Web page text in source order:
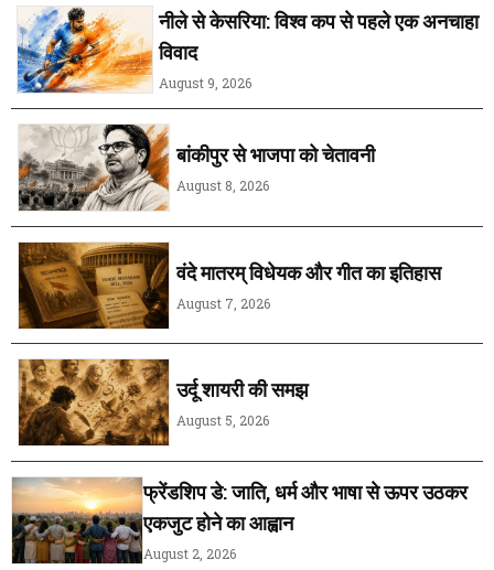
नीले से केसरिया: विश्व कप से पहले एक अनचाहा
विवाद
August 9, 2026
बांकीपुर से भाजपा को चेतावनी
August 8, 2026
वंदे मातरम् विधेयक और गीत का इतिहास
August 7, 2026
उर्दू शायरी की समझ
August 5, 2026
फ्रेंडशिप डे: जाति, धर्म और भाषा से ऊपर उठकर
एकजुट होने का आह्वान
August 2, 2026